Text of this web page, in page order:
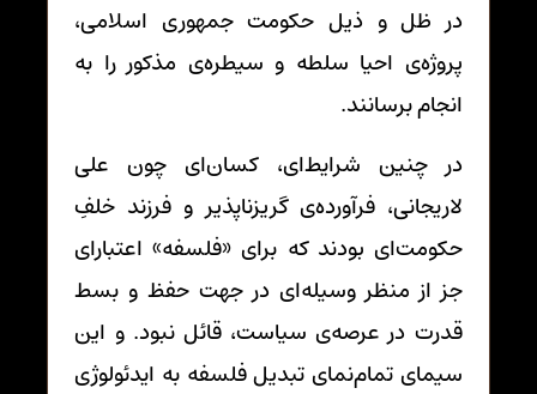
در ظل و ذیل حکومت جمهوری اسلامی،
پروژه‌ی احیا سلطه و سیطره‌ی مذکور را به
انجام برسانند.
در چنین شرایط‌ای، کسان‌ای چون علی
لاریجانی، فرآورده‌ی گریزناپذیر و فرزند خلفِ
حکومت‌ای بودند که برای «فلسفه» اعتبارای
جز از منظر وسیله‌ای در جهت حفظ و بسط
قدرت در عرصه‌ی سیاست، قائل نبود. و این
سیمای تمام‌نمای تبدیل فلسفه به ایدئولوژی